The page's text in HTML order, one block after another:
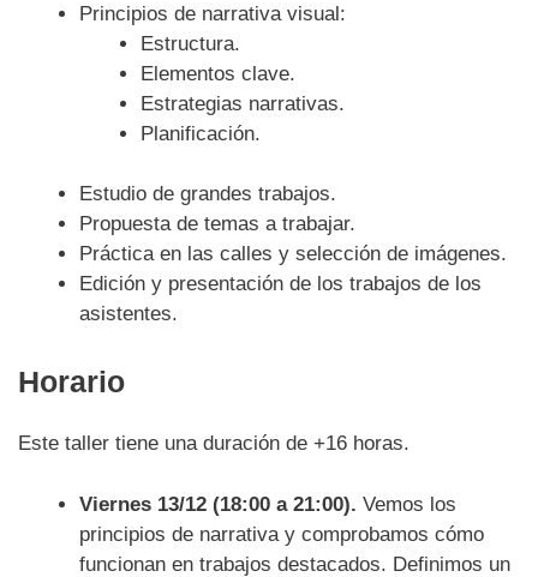
Principios de narrativa visual:
Estructura.
Elementos clave.
Estrategias narrativas.
Planificación.
Estudio de grandes trabajos.
Propuesta de temas a trabajar.
Práctica en las calles y selección de imágenes.
Edición y presentación de los trabajos de los
asistentes.
Horario
Este taller tiene una duración de +16 horas.
Viernes 13/12 (18:00 a 21:00). Vemos los
principios de narrativa y comprobamos cómo
funcionan en trabajos destacados. Definimos un